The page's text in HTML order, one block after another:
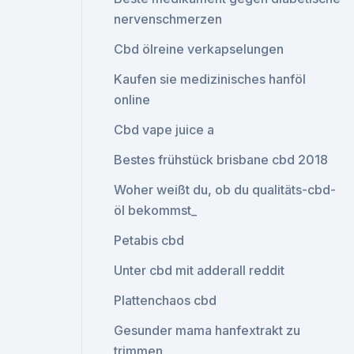
nervenschmerzen
Cbd ölreine verkapselungen
Kaufen sie medizinisches hanföl
online
Cbd vape juice a
Bestes frühstück brisbane cbd 2018
Woher weißt du, ob du qualitäts-cbd-
öl bekommst_
Petabis cbd
Unter cbd mit adderall reddit
Plattenchaos cbd
Gesunder mama hanfextrakt zu
trimmen